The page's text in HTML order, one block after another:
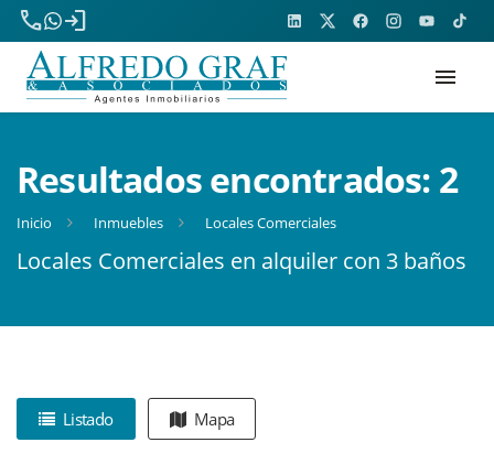
phone
login
menu
Resultados encontrados: 2
Inicio Inmuebles Locales Comerciales
Locales Comerciales en alquiler con 3 baños
Listado Mapa